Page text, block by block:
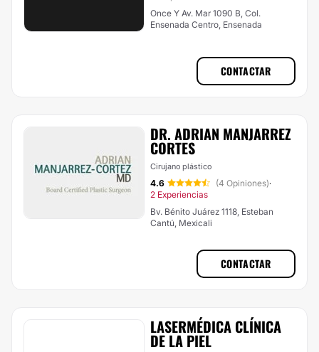
Once Y Av. Mar 1090 B, Col.
Ensenada Centro, Ensenada
CONTACTAR
DR. ADRIAN MANJARREZ
CORTES
Cirujano plástico
4.6 (4 Opiniones)·
2 Experiencias
Bv. Bénito Juárez 1118, Esteban
Cantú, Mexicali
CONTACTAR
LASERMÉDICA CLÍNICA
DE LA PIEL